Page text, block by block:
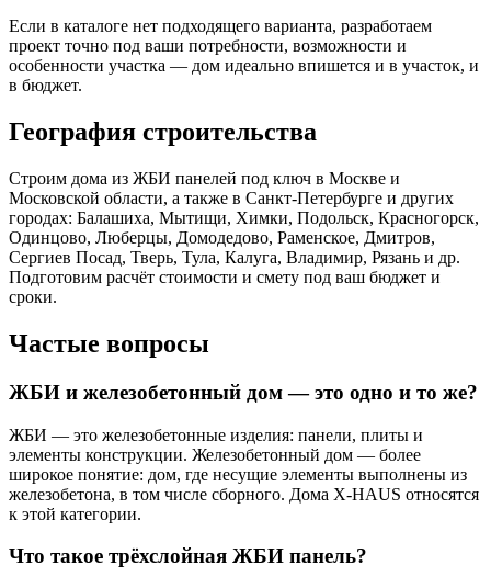
Если в каталоге нет подходящего варианта, разработаем
проект точно под ваши потребности, возможности и
особенности участка — дом идеально впишется и в участок, и
в бюджет.
География строительства
Строим дома из ЖБИ панелей под ключ в Москве и
Московской области, а также в Санкт-Петербурге и других
городах: Балашиха, Мытищи, Химки, Подольск, Красногорск,
Одинцово, Люберцы, Домодедово, Раменское, Дмитров,
Сергиев Посад, Тверь, Тула, Калуга, Владимир, Рязань и др.
Подготовим расчёт стоимости и смету под ваш бюджет и
сроки.
Частые вопросы
ЖБИ и железобетонный дом — это одно и то же?
ЖБИ — это железобетонные изделия: панели, плиты и
элементы конструкции. Железобетонный дом — более
широкое понятие: дом, где несущие элементы выполнены из
железобетона, в том числе сборного. Дома X-HAUS относятся
к этой категории.
Что такое трёхслойная ЖБИ панель?